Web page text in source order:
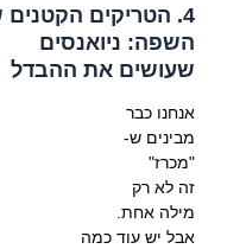
4. הטריקים הקטנים של
השפה: ניואנסים
שעושים את ההבדל
אנחנו כבר
מבינים ש-
"מכרז"
זה לא רק
מילה אחת.
אבל יש עוד כמה